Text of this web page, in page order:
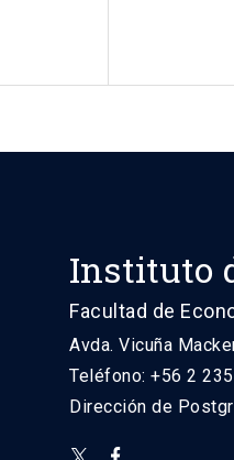
Instituto
Facultad de
Avda. Vicuña
Teléfono: +56 2
Dirección de